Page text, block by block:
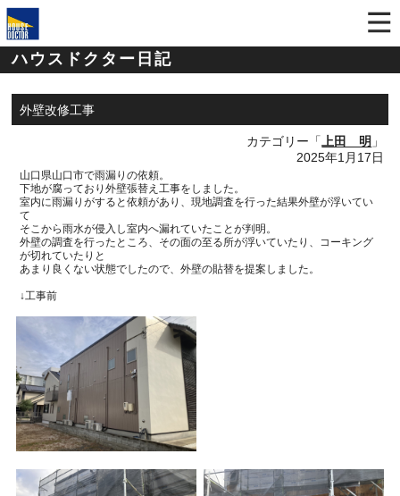
ハウスドクター日記
外壁改修工事
カテゴリー「 上田 明 」
2025年1月17日
山口県山口市で雨漏りの依頼。
下地が腐っており外壁張替え工事をしました。
室内に雨漏りがすると依頼があり、現地調査を行った結果外壁が浮いてい
て
そこから雨水が侵入し室内へ漏れていたことが判明。
外壁の調査を行ったところ、その面の至る所が浮いていたり、コーキング
が切れていたりと
あまり良くない状態でしたので、外壁の貼替を提案しました。
↓工事前